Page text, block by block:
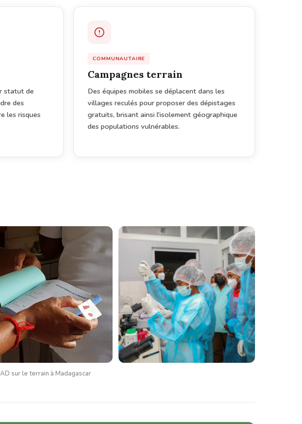
statut de
des
les risques
COMMUNAUTAIRE
Campagnes terrain
Des équipes mobiles se déplacent dans les
villages reculés pour proposer des dépistages
gratuits, brisant ainsi l'isolement géographique
des populations vulnérables.
sur le terrain à Madagascar